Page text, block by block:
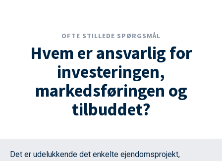
OFTE STILLEDE SPØRGSMÅL
Hvem er ansvarlig for
investeringen,
markedsføringen og
tilbuddet?
Det er udelukkende det enkelte ejendomsprojekt,